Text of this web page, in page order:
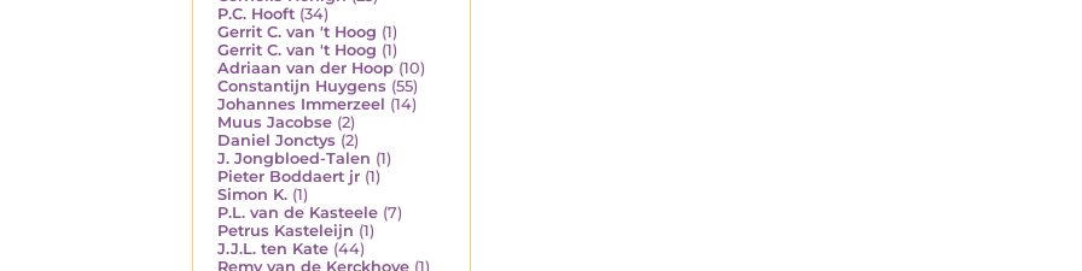
P.C. Hooft (34)
Gerrit C. van 't Hoog (1)
Gerrit C. van 't Hoog (1)
Adriaan van der Hoop (10)
Constantijn Huygens (55)
Johannes Immerzeel (14)
Muus Jacobse (2)
Daniel Jonctys (2)
J. Jongbloed-Talen (1)
Pieter Boddaert jr (1)
Simon K. (1)
P.L. van de Kasteele (7)
Petrus Kasteleijn (1)
J.J.L. ten Kate (44)
Remy van de Kerckhove (1)